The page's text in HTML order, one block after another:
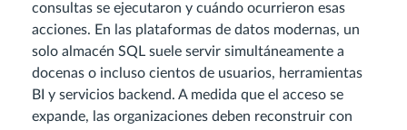
consultas se ejecutaron y cuándo ocurrieron esas
acciones. En las plataformas de datos modernas, un
solo almacén SQL suele servir simultáneamente a
docenas o incluso cientos de usuarios, herramientas
BI y servicios backend. A medida que el acceso se
expande, las organizaciones deben reconstruir con